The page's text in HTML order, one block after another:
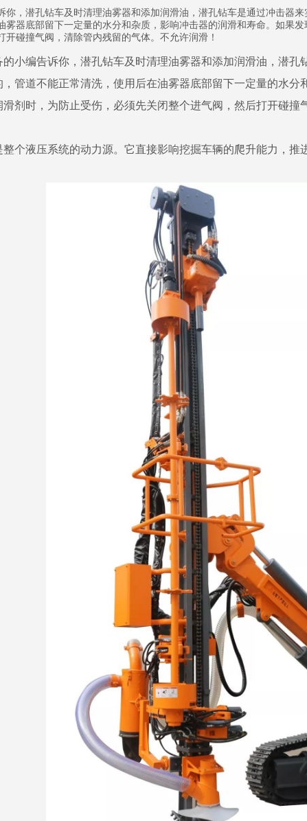
，潜孔钻车及时清理油雾器和添加润滑油，潜孔钻车是通过冲击器
器底部留下一定量的水分和杂质，影响冲击器的润滑和寿命。如果
碰撞气阀，清除管内残留的气体。不允许润滑！
编告诉你，潜孔钻车及时清理油雾器和添加润滑油，潜孔
管道不能正常清洗，使用后在油雾器底部留下一定量的水
剂时，为防止受伤，必须先关闭整个进气阀，然后打开碰撞
液压系统的动力源。它直接影响挖掘车辆的爬升能力，推